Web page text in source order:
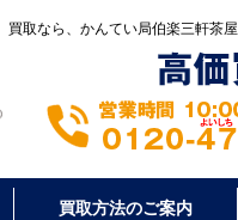
買取なら、かんてい局伯楽三軒茶
買取方法のご案内